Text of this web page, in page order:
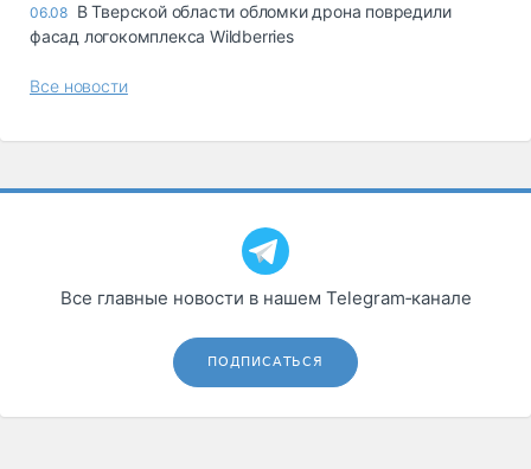
06.08 В Тверской области обломки дрона повредили
фасад логокомплекса Wildberries
Все новости
Все главные новости в нашем Telegram‑канале
ПОДПИСАТЬСЯ